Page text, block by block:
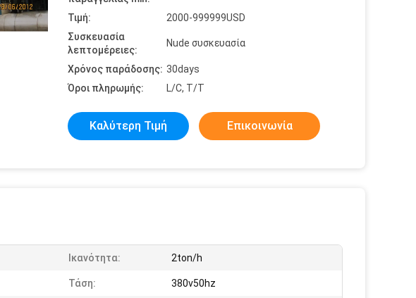
Τιμή:
2000-999999USD
Συσκευασία
λεπτομέρειες:
Nude συσκευασία
Χρόνος παράδοσης: 30days
Όροι πληρωμής:
L/C, T/T
Καλύτερη Τιμή Επικοινωνία
Ικανότητα: 2ton/h
Τάση: 380v50hz